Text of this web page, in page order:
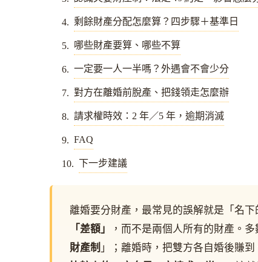
剩餘財產分配怎麼算？四步驟＋基準日
哪些財產要算、哪些不算
一定要一人一半嗎？外遇會不會少分
對方在離婚前脫產、把錢領走怎麼辦
請求權時效：2 年／5 年，逾期消滅
FAQ
下一步建議
離婚要分財產，最常見的誤解就是「名
「差額」
，而不是兩個人所有的財產。
財產制 」；離婚時，把雙方各自婚後賺